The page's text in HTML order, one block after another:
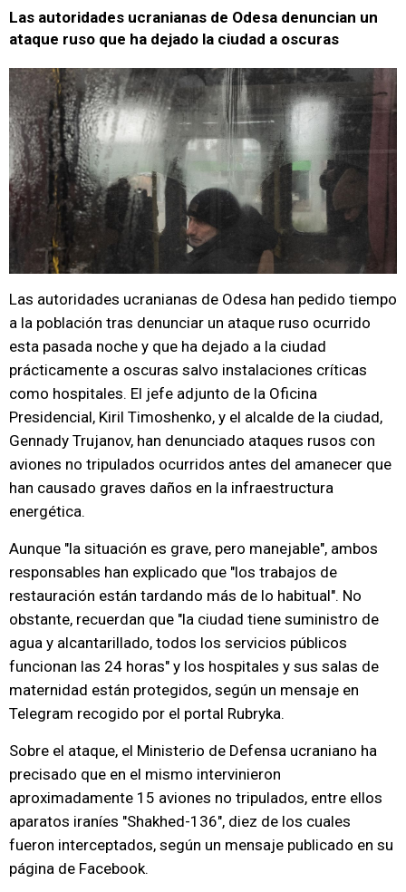
Las autoridades ucranianas de Odesa denuncian un
ataque ruso que ha dejado la ciudad a oscuras
Las autoridades ucranianas de Odesa han pedido tiempo
a la población tras denunciar un ataque ruso ocurrido
esta pasada noche y que ha dejado a la ciudad
prácticamente a oscuras salvo instalaciones críticas
como hospitales. El jefe adjunto de la Oficina
Presidencial, Kiril Timoshenko, y el alcalde de la ciudad,
Gennady Trujanov, han denunciado ataques rusos con
aviones no tripulados ocurridos antes del amanecer que
han causado graves daños en la infraestructura
energética.
Aunque "la situación es grave, pero manejable", ambos
responsables han explicado que "los trabajos de
restauración están tardando más de lo habitual". No
obstante, recuerdan que "la ciudad tiene suministro de
agua y alcantarillado, todos los servicios públicos
funcionan las 24 horas" y los hospitales y sus salas de
maternidad están protegidos, según un mensaje en
Telegram recogido por el portal Rubryka.
Sobre el ataque, el Ministerio de Defensa ucraniano ha
precisado que en el mismo intervinieron
aproximadamente 15 aviones no tripulados, entre ellos
aparatos iraníes "Shakhed-136", diez de los cuales
fueron interceptados, según un mensaje publicado en su
página de Facebook.